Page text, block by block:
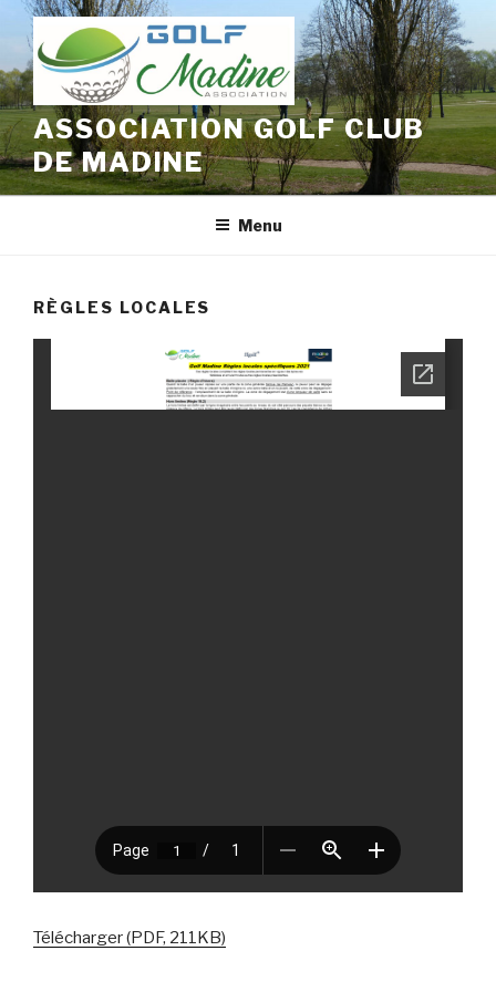
Aller
contenu
principal
ASSOCIATION GOLF CLUB
DE MADINE
Menu
RÈGLES LOCALES
Télécharger (PDF, 211KB)